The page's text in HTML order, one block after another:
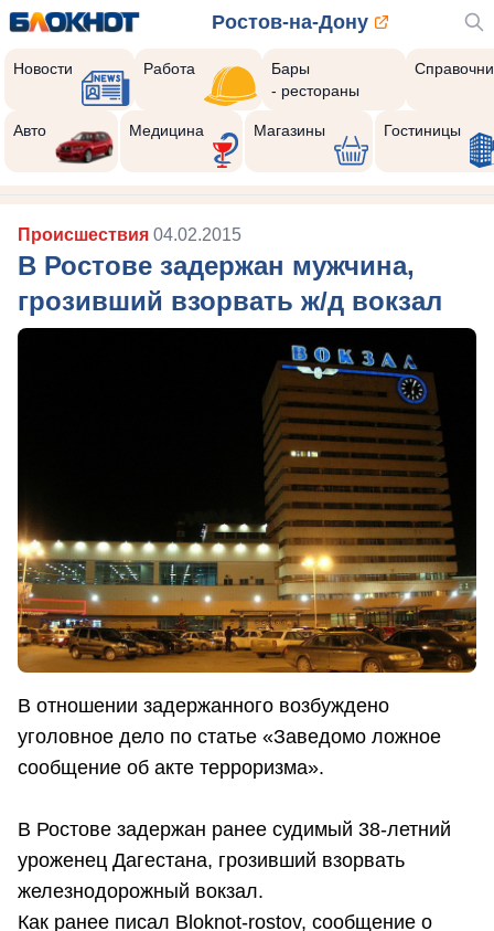
Ростов-на-Дону
Новости Работа
Бары
- рестораны
Авто Медицина Магазины Гостиницы
Происшествия 04.02.2015
В Ростове задержан мужчина,
грозивший взорвать ж/д вокзал
В отношении задержанного возбуждено
уголовное дело по статье «Заведомо ложное
сообщение об акте терроризма».
В Ростове задержан ранее судимый 38-летний
уроженец Дагестана, грозивший взорвать
железнодорожный вокзал.
Как ранее писал Bloknot-rostov, сообщение о